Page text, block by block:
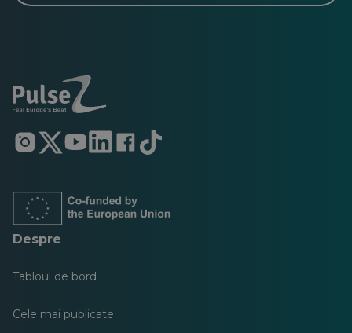
Se
deschide
filă
nouă
Se
deschide
filă
nouă
Se
deschide
filă
nouă
Se
deschide
filă
nouă
Se
deschide
filă
nouă
Se
deschide
nouă
Despre
Tabloul de bord
Cele mai publicate